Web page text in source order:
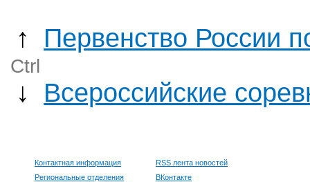
↑ Первенство России
Ctrl
↓ Всероссийские
Контактная информация
Региональные отделения
RSS лента новостей
ВКонтакте